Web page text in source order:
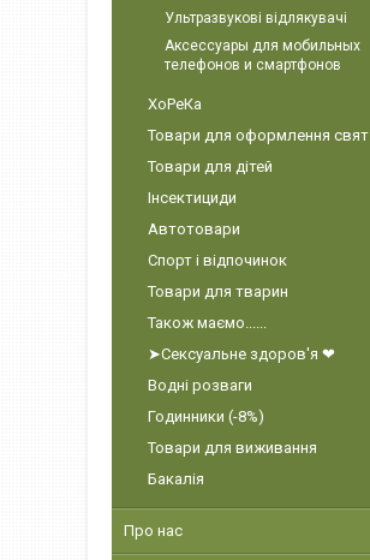
4823093501867
Ультразвукові відлякувачі
Аксессуары для мобильных
телефонов и смартфонов
ХоРеКа
Товари для оформлення свят
Товари для дітей
Інсектициди
Автотовари
Спорт і відпочинок
Товари для тварин
Також маємо......
➤Сексуальне здоров'я ❤
Водні розваги
Годинники (-8%)
Товари для виживання
Бакалія
Про нас